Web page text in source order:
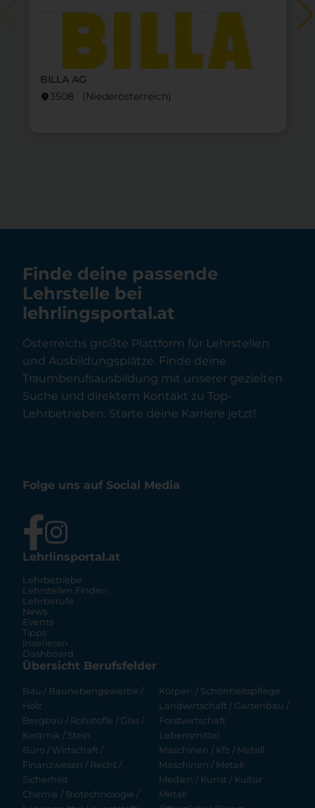
BILLA AG
location_on3508 (Nieder­österreich)
Finde deine passende
Lehrstelle bei
lehrlingsportal.at
Österreichs größte Plattform für Lehrstellen
und Ausbildungsplätze. Finde deine
Traumberufsausbildung mit unserer gezielten
Suche und direktem Kontakt zu Top-
Lehrbetrieben. Starte deine Karriere jetzt!
Folge uns auf Social Media
Lehrlinsportal.at
Lehrbetriebe
Lehrstellen Finden
Lehrberufe
News
Events
Tipps
Inserieren
Dashboard
Übersicht Berufsfelder
Bau / Baunebengewerbe /
Holz
Bergbau / Rohstoffe / Glas /
Keramik / Stein
Büro / Wirtschaft /
Finanzwesen / Recht /
Sicherheit
Chemie / Biotechnologie /
Körper- / Schönheitspflege
Landwirtschaft / Gartenbau /
Forstwirtschaft
Lebensmittel
Maschinen / Kfz / Metall
Maschinen / Metall
Medien / Kunst / Kultur
Metall